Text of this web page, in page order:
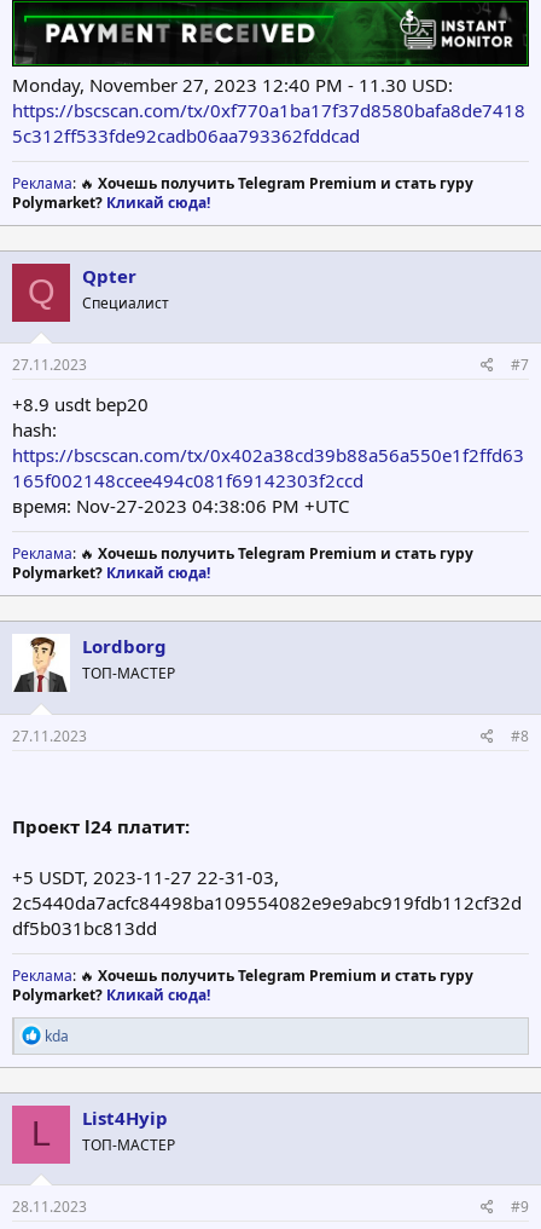
Monday, November 27, 2023 12:40 PM - 11.30 USD:
https://bscscan.com/tx/0xf770a1ba17f37d8580bafa8de7418
5c312ff533fde92cadb06aa793362fddcad
Реклама: 🔥 Хочешь получить Telegram Premium и стать гуру
Polymarket? Кликай сюда!
Q Qpter
Специалист
27.11.2023 #7
+8.9 usdt bep20
hash:
https://bscscan.com/tx/0x402a38cd39b88a56a550e1f2ffd63
165f002148ccee494c081f69142303f2ccd
время: Nov-27-2023 04:38:06 PM +UTC
Реклама: 🔥 Хочешь получить Telegram Premium и стать гуру
Polymarket? Кликай сюда!
Lordborg
ТОП-МАСТЕР
27.11.2023 #8
Проект l24 платит:
+5 USDT, 2023-11-27 22-31-03,
2c5440da7acfc84498ba109554082e9e9abc919fdb112cf32d
df5b031bc813dd
Реклама: 🔥 Хочешь получить Telegram Premium и стать гуру
Polymarket? Кликай сюда!
Р
е
а
к
ц
и
:
kda
L List4Hyip
ТОП-МАСТЕР
28.11.2023 #9